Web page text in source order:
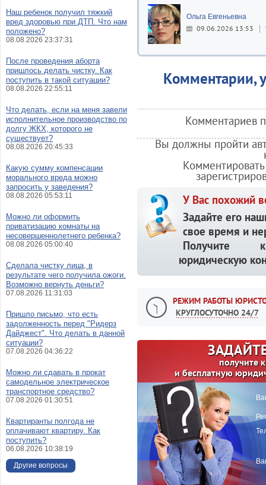
Ольга Евгеньевна
09.06.2026 13:53
Комментарии,
Комментариев
Вы должны пройти
У Вас похожий
Задайте его
свое время и
Получите
юридическую
РЕЖИМ РАБОТЫ
КРУГЛОСУТОЧНО 24/7
получите
и бесплатную
Наш ребенок получил тяжкий
вред здоровью при ДТП. Что нам
положено?
08.08.2026 23:37:31
После проведения аборта
пришлось делать чистку. Как
поступить в такой ситуации?
08.08.2026 22:55:11
Что делать, если на меня завели
исполнительное производство по
долгу ЖКХ, которого не
существует?
08.08.2026 20:45:33
Какую сумму компенсации
морального вреда можно
запросить у заведения?
08.08.2026 05:53:11
Можно ли оформить
приватизацию комнаты на
несовершеннолетнего ребенка?
08.08.2026 05:00:40
Сделала чистку лица, в
результате чего получила ожоги.
Возможно вернуть деньги?
07.08.2026 11:31:03
Пришло письмо, что есть
задолженность перед "Ридерз
Дайджест". Что делать в данной
ситуации?
07.08.2026 04:36:22
Можно ли сдавать в прокат
самодельное электрическое
транспортное средство?
07.08.2026 01:30:51
Квартиранты полгода не
оплачивают квартиру. Как
поступить?
06.08.2026 10:38:19
Другие вопросы